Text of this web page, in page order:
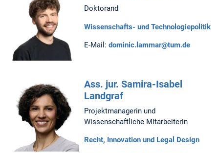
Doktorand
Wissenschafts- und Technologiepolitik
E-Mail: dominic.lammar@tum.de
Ass. jur. Samira-Isabel
Landgraf
Projektmanagerin und
Wissenschaftliche Mitarbeiterin
Recht, Innovation und Legal Design